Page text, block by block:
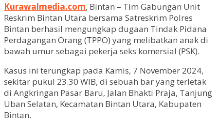
Kurawalmedia.com, Bintan – Tim Gabungan Unit
Reskrim Bintan Utara bersama Satreskrim Polres
Bintan berhasil mengungkap dugaan Tindak Pidana
Perdagangan Orang (TPPO) yang melibatkan anak di
bawah umur sebagai pekerja seks komersial (PSK).
Kasus ini terungkap pada Kamis, 7 November 2024,
sekitar pukul 23.30 WIB, di sebuah bar yang terletak
di Angkringan Pasar Baru, Jalan Bhakti Praja, Tanjung
Uban Selatan, Kecamatan Bintan Utara, Kabupaten
Bintan.